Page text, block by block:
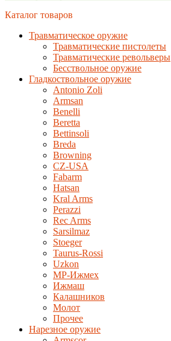
Каталог товаров
Травматическое оружие
Травматические пистолеты
Травматические револьверы
Бесствольное оружие
Гладкоствольное оружие
Antonio Zoli
Armsan
Benelli
Beretta
Bettinsoli
Breda
Browning
CZ-USA
Fabarm
Hatsan
Kral Arms
Perazzi
Rec Arms
Sarsilmaz
Stoeger
Taurus-Rossi
Uzkon
MP-Ижмех
Ижмаш
Калашников
Молот
Прочее
Нарезное оружие